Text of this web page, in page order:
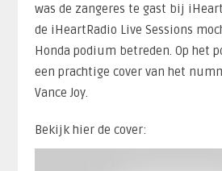
was de zangeres te gast bij
de iHeartRadio Live Sessions
Honda podium betreden. Op het
een prachtige cover van het
Vance Joy.
Bekijk hier de cover: